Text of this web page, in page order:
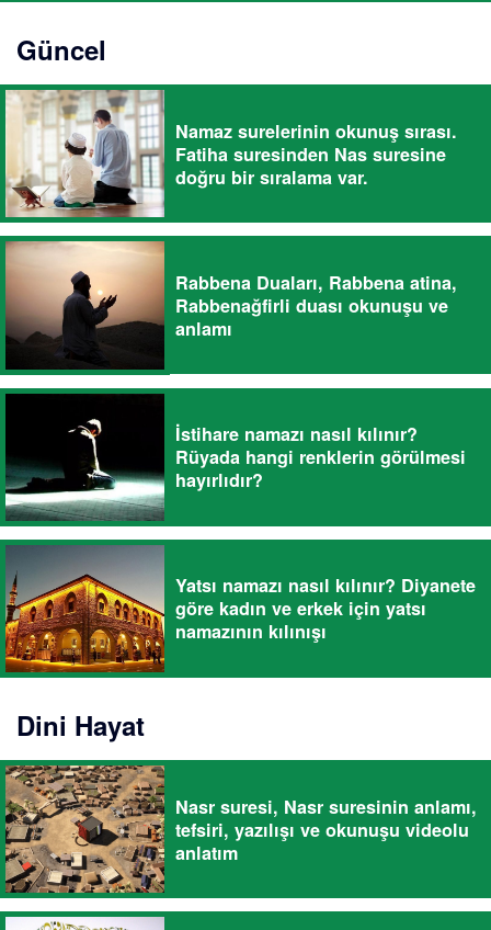
Güncel
Namaz surelerinin okunuş sırası.
Fatiha suresinden Nas suresine
doğru bir sıralama var.
Rabbena Duaları, Rabbena atina,
Rabbenağfirli duası okunuşu ve
anlamı
İstihare namazı nasıl kılınır?
Rüyada hangi renklerin görülmesi
hayırlıdır?
Yatsı namazı nasıl kılınır? Diyanete
göre kadın ve erkek için yatsı
namazının kılınışı
Dini Hayat
Nasr suresi, Nasr suresinin anlamı,
tefsiri, yazılışı ve okunuşu videolu
anlatım